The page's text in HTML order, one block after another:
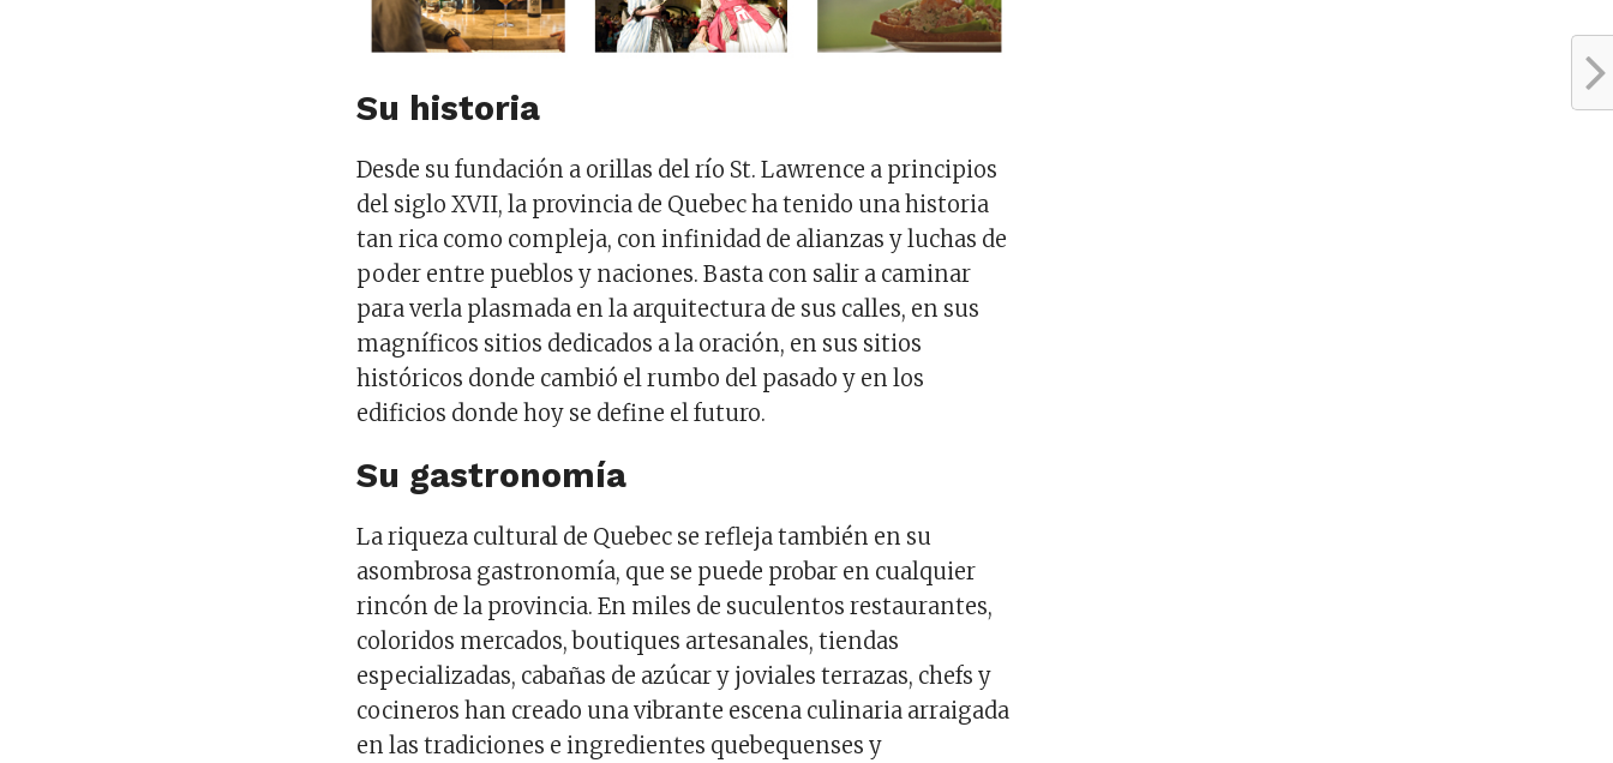
Su historia
Desde su fundación a orillas del río St. Lawrence a principios
del siglo XVII, la provincia de Quebec ha tenido una historia
tan rica como compleja, con infinidad de alianzas y luchas de
poder entre pueblos y naciones. Basta con salir a caminar
para verla plasmada en la arquitectura de sus calles, en sus
magníficos sitios dedicados a la oración, en sus sitios
históricos donde cambió el rumbo del pasado y en los
edificios donde hoy se define el futuro.
Su gastronomía
La riqueza cultural de Quebec se refleja también en su
asombrosa gastronomía, que se puede probar en cualquier
rincón de la provincia. En miles de suculentos restaurantes,
coloridos mercados, boutiques artesanales, tiendas
especializadas, cabañas de azúcar y joviales terrazas, chefs y
cocineros han creado una vibrante escena culinaria arraigada
en las tradiciones e ingredientes quebequenses y